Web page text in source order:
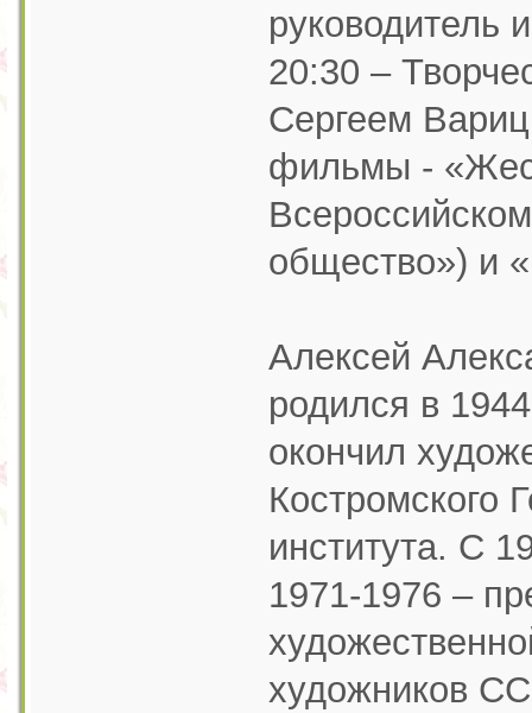
руководитель
20:30 –
Сергеем
фильмы -
общество») и
Алексей
родился в
окончил
Костромского
института. С
1971-1976 –
художников